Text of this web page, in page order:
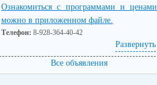
Ознакомиться с программами и ценами
можно в приложенном файле.
Телефон: 8-928-364-40-42
Развернуть
Все объявления